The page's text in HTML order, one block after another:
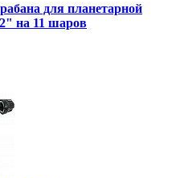
для планетарной
на 11 шаров